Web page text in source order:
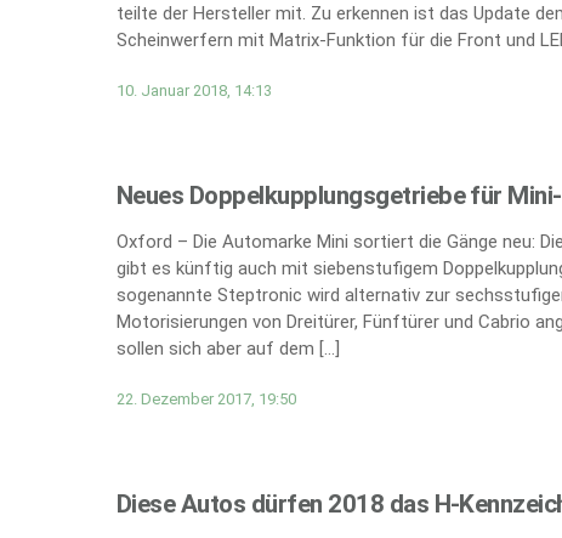
teilte der Hersteller mit. Zu erkennen ist das Update
Scheinwerfern mit Matrix-Funktion für die Front und
10. Januar 2018, 14:13
Neues Doppelkupplungsgetriebe für
Oxford – Die Automarke Mini sortiert die Gänge neu:
gibt es künftig auch mit siebenstufigem
sogenannte Steptronic wird alternativ zur
Motorisierungen von Dreitürer, Fünftürer und Cabrio
sollen sich aber auf dem […]
22. Dezember 2017, 19:50
Diese Autos dürfen 2018 das H-